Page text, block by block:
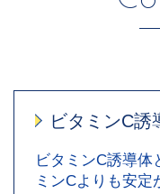
ビタミンC誘
ビタミンC誘導体
ミンCよりも安